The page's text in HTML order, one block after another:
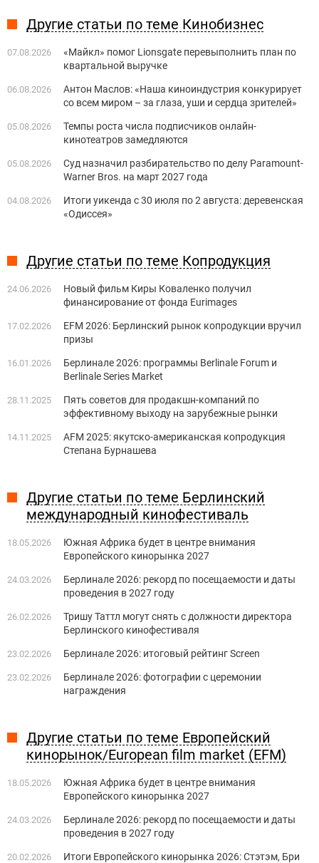
Другие статьи по теме Кинобизнес
07.08.2026
«Майкл» помог Lionsgate перевыполнить план по
квартальной выручке
06.08.2026
Антон Маслов: «Наша киноиндустрия конкурирует
со всем миром – за глаза, уши и сердца зрителей»
05.08.2026
Темпы роста числа подписчиков онлайн-
кинотеатров замедляются
05.08.2026
Суд назначил разбирательство по делу Paramount-
Warner Bros. на март 2027 года
04.08.2026
Итоги уикенда с 30 июля по 2 августа: деревенская
«Одиссея»
Другие статьи по теме Копродукция
24.06.2026
Новый фильм Киры Коваленко получил
финансирование от фонда Eurimages
17.02.2026
EFM 2026: Берлинский рынок копродукции вручил
призы
16.01.2026
Берлинале 2026: программы Berlinale Forum и
Berlinale Series Market
28.11.2025
Пять советов для продакшн-компаний по
эффективному выходу на зарубежные рынки
14.11.2025
AFM 2025: якутско-американская копродукция
Степана Бурнашева
Другие статьи по теме Берлинский
международный кинофестиваль
18.05.2026
Южная Африка будет в центре внимания
Европейского кинорынка 2027
24.03.2026
Берлинале 2026: рекорд по посещаемости и даты
проведения в 2027 году
26.02.2026
Тришу Таттл могут снять с должности директора
Берлинского кинофестиваля
23.02.2026 Берлинале 2026: итоговый рейтинг Screen
23.02.2026
Берлинале 2026: фотографии с церемонии
награждения
Другие статьи по теме Европейский
кинорынок/European film market (EFM)
18.05.2026
Южная Африка будет в центре внимания
Европейского кинорынка 2027
24.03.2026
Берлинале 2026: рекорд по посещаемости и даты
проведения в 2027 году
20.02.2026
Итоги Европейского кинорынка 2026: Стэтэм, Бри